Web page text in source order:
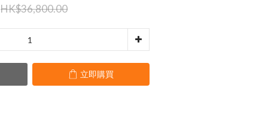
HK$36,800.00
立即購買